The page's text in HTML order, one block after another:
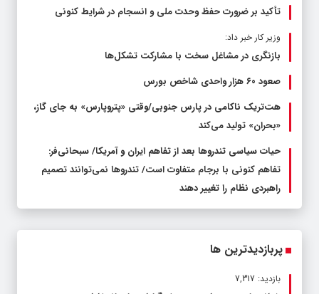
تأکید بر ضرورت حفظ وحدت ملی و انسجام در شرایط کنونی
وزیر کار خبر داد:
بازنگری در مشاغل سخت با مشارکت تشکل‌ها
صعود ۶۰ هزار واحدی شاخص بورس
هت‌تریک ناکامی در پارس جنوبی/وقتی «پتروپارس» به جای گاز،
«بحران» تولید می‌کند
حیات سیاسی تندروها بعد از تفاهم ایران و آمریکا/ سبحانی‌فر:
تفاهم کنونی با برجام متفاوت است/ تندروها نمی‌توانند تصمیم
راهبردی نظام را تغییر دهند
پربازدیدترین ها
بازدید: 7,317